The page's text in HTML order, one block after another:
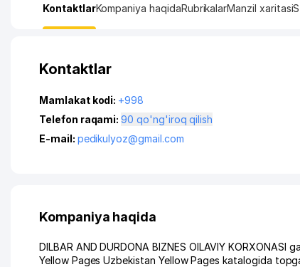
KontaktlarKompaniya haqidaRubrikalarManzil xaritasi
Kontaktlar
Mamlakat kodi: +998
Telefon raqami:
90 qo'ng'iroq qilish
E-mail: pedikulyoz@gmail.com
Kompaniya haqida
DILBAR AND DURDONA BIZNES OILAVIY
Yellow Pages Uzbekistan Yellow Pages katalogida